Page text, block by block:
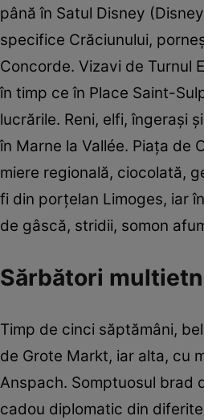
până în Satul Disney
specifice Crăciunului,
Concorde. Vizavi de Turnul
în timp ce în Place Saint-
lucrările. Reni, elfi, îngeraşi
în Marne la Vallée. Piaţa de
miere regională, ciocolată,
fi din porţelan Limoges, iar
de gâscă, stridii, somon
Sărbători
Timp de cinci săptămâni,
de Grote Markt, iar alta, cu
Anspach. Somptuosul brad
cadou diplomatic din